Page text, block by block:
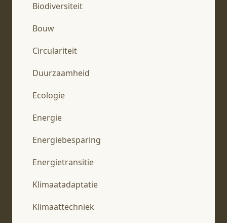
Biodiversiteit
Bouw
Circulariteit
Duurzaamheid
Ecologie
Energie
Energiebesparing
Energietransitie
Klimaatadaptatie
Klimaattechniek